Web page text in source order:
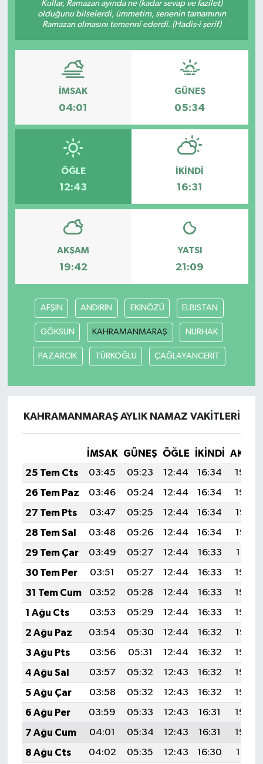
Kullar, Ramazan ayında ne (kadar sevap ve fazilet)
olduğunu bilselerdi, ümmetim, senenin tamamının
Ramazan olmasını temenni ederdi. (Hadis-i şerif)
İMSAK
04:01
GÜNEŞ
05:34
ÖĞLE
12:43
İKINDI
16:31
AKŞAM
19:42
YATSI
21:09
AFŞİN ANDIRIN EKİNÖZÜ ELBİSTAN
GÖKSUN KAHRAMANMARAŞ NURHAK
PAZARCIK TÜRKOĞLU ÇAĞLAYANCERİT
KAHRAMANMARAŞ AYLIK NAMAZ VAKITLERI
İMSAK GÜNEŞ ÖĞLE İKINDI
25 Tem Cts
03:45 05:23 12:44 16:34
19:54
26 Tem Paz
03:46 05:24 12:44 16:34
19:54
27 Tem Pts
03:47 05:25 12:44 16:34
19:53
28 Tem Sal
03:48 05:26 12:44 16:34
19:52
29 Tem Çar
03:49 05:27 12:44 16:33
19:51
30 Tem Per
03:51 05:27 12:44 16:33
19:50
31 Tem Cum
03:52 05:28 12:44 16:33
19:49
1 Ağu Cts
03:53 05:29 12:44 16:33
19:48
2 Ağu Paz
03:54 05:30 12:44 16:32
19:47
3 Ağu Pts
03:56 05:31 12:44 16:32
19:46
4 Ağu Sal
03:57 05:32 12:43 16:32
19:45
5 Ağu Çar
03:58 05:32 12:43 16:32
19:44
6 Ağu Per
03:59 05:33 12:43 16:31
19:43
7 Ağu Cum
04:01 05:34 12:43 16:31
19:42
8 Ağu Cts
04:02 05:35 12:43 16:30
19:41